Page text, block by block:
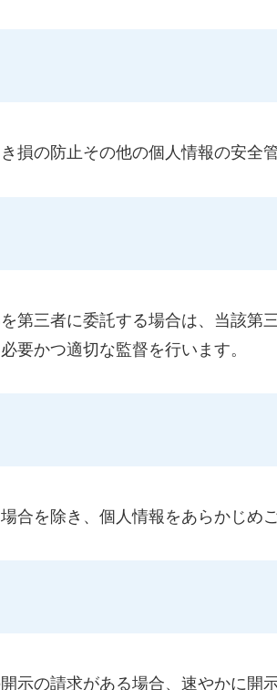
損の防止その他の個人情報の安全
第三者に委託する場合は、当該
要かつ適切な監督を行います。
合を除き、個人情報をあらかじめ
示の請求がある場合、速やかに